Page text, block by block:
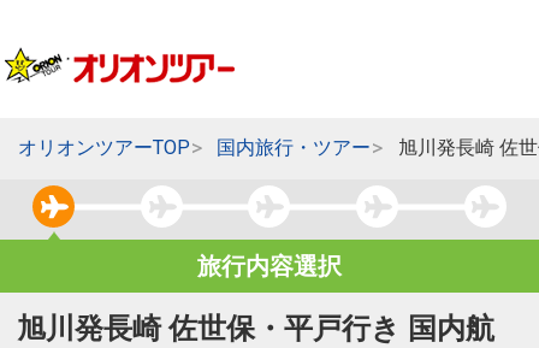
オリオンツアーTOP 国内旅行・ツアー 旭川発長崎 佐
旅行内容選択
旭川発長崎 佐世保・平戸行き 国内航